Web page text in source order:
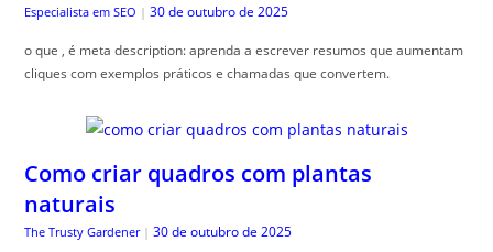
Especialista em SEO | 30 de outubro de 2025
o que , é meta description: aprenda a escrever resumos que aumentam
cliques com exemplos práticos e chamadas que convertem.
Como criar quadros com plantas
naturais
The Trusty Gardener | 30 de outubro de 2025